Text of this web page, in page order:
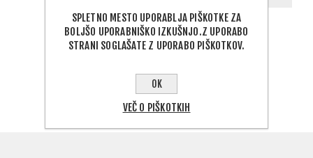
PODELI:
IZBERITE NASLOV ZA DOSTAVO
SPLETNO MESTO UPORABLJA PIŠKOTKE ZA
BOLJŠO UPORABNIŠKO IZKUŠNJO.Z UPORABO
STRANI SOGLAŠATE Z UPORABO PIŠKOTKOV.
OK
VEČ O PIŠKOTKIH